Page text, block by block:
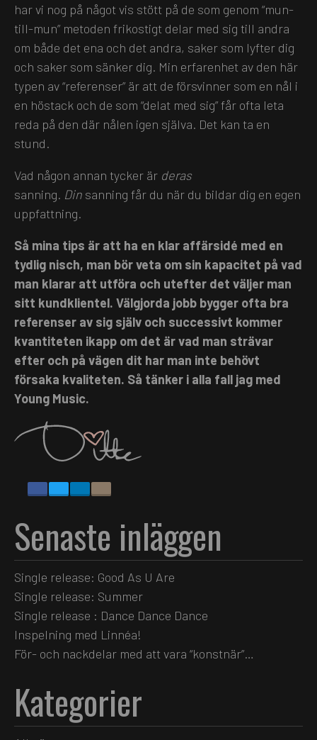
har vi nog på något vis stött på de som genom “mun-
till-mun” metoden frikostigt delar med sig till andra
om både det ena och det andra, saker som lyfter dig
och saker som sänker dig. Min erfarenhet av den här
typen av “referenser” är att de försvinner som en nål i
en höstack och de som “delat med sig” får ofta leta
reda på den där nålen igen själva. Det kan ta en
stund.
Vad någon annan tycker är deras
sanning. Din sanning får du när du bildar dig en egen
uppfattning.
Så mina tips är att ha en klar affärsidé med en
tydlig nisch, man bör veta om sin kapacitet på vad
man klarar att utföra och utefter det väljer man
sitt kundklientel. Välgjorda jobb bygger ofta bra
referenser av sig själv och successivt kommer
kvantiteten ikapp om det är vad man strävar
efter och på vägen dit har man inte behövt
försaka kvaliteten. Så tänker i alla fall jag med
Young Music.
Senaste inläggen
Single release: Good As U Are
Single release: Summer
Single release : Dance Dance Dance
Inspelning med Linnéa!
För- och nackdelar med att vara “konstnär”…
Kategorier